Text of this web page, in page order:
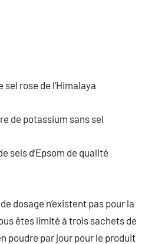
sel rose de l’Himalaya
de potassium sans sel
sels d’Epsom de qualité
dosage n’existent pas pour la
êtes limité à trois sachets de
poudre par jour pour le produit